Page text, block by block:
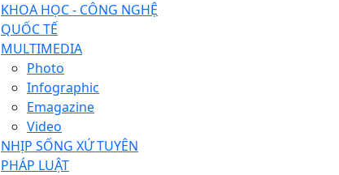
KHOA HỌC - CÔNG NGHỆ
QUỐC TẾ
MULTIMEDIA
Photo
Infographic
Emagazine
Video
NHỊP SỐNG XỨ TUYÊN
PHÁP LUẬT